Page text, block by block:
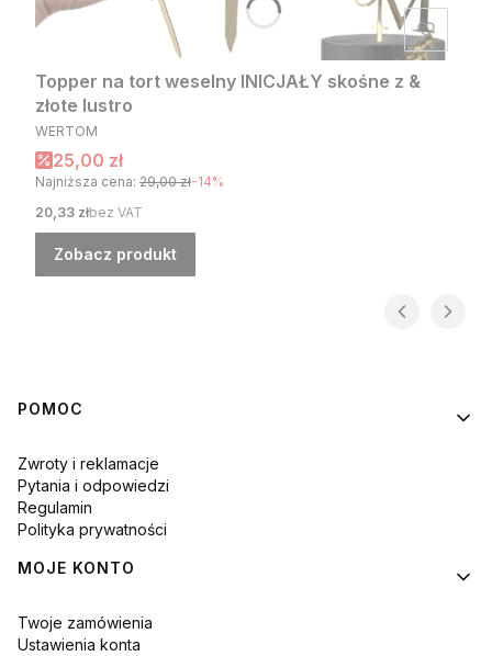
Topper na tort weselny INICJAŁY skośne z &
złote lustro
PRODUCENT
WERTOM
Cena promocyjna
25,00 zł
Najniższa cena: 29,00 zł-14%
Cena
20,33 złbez VAT
Zobacz produkt
Linki w stopce
POMOC
Zwroty i reklamacje
Pytania i odpowiedzi
Regulamin
Polityka prywatności
MOJE KONTO
Twoje zamówienia
Ustawienia konta